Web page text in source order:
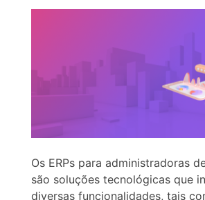
Os ERPs para administradoras
são soluções tecnológicas que
diversas funcionalidades, tais